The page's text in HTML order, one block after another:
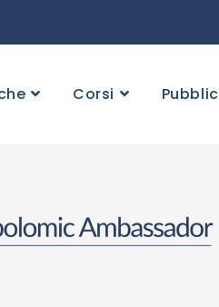
Corsi